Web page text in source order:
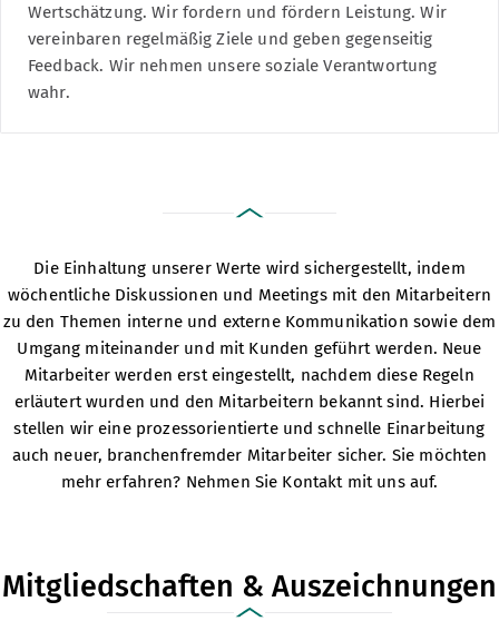
Wertschätzung. Wir fordern und fördern Leistung. Wir
vereinbaren regelmäßig Ziele und geben gegenseitig
Feedback. Wir nehmen unsere soziale Verantwortung
wahr.
Die Einhaltung unserer Werte wird sichergestellt, indem
wöchentliche Diskussionen und Meetings mit den Mitarbeitern
zu den Themen interne und externe Kommunikation sowie dem
Umgang miteinander und mit Kunden geführt werden. Neue
Mitarbeiter werden erst eingestellt, nachdem diese Regeln
erläutert wurden und den Mitarbeitern bekannt sind. Hierbei
stellen wir eine prozessorientierte und schnelle Einarbeitung
auch neuer, branchenfremder Mitarbeiter sicher. Sie möchten
mehr erfahren? Nehmen Sie Kontakt mit uns auf.
Mitgliedschaften & Auszeichnungen